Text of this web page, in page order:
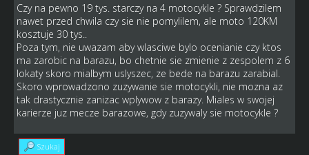
Czy na pewno 19 tys. starczy na 4 motocykle ? Sprawdzilem
nawet przed chwila czy sie nie pomylilem, ale moto 120KM
kosztuje 30 tys..
Poza tym, nie uwazam aby wlasciwe bylo ocenianie czy ktos
ma zarobic na barazu, bo chetnie sie zmienie z zespolem z 6
lokaty skoro mialbym uslyszec, ze bede na barazu zarabial.
Skoro wprowadzono zuzywanie sie motocykli, nie mozna az
tak drastycznie zanizac wplywow z barazy. Miales w swojej
karierze juz mecze barazowe, gdy zuzywaly sie motocykle ?
Szukaj